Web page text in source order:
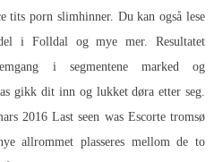
tits porn slimhinner. Du kan også lese
i Folldal og mye mer. Resultatet
i segmentene marked og
gikk dit inn og lukket døra etter seg.
2016 Last seen was Escorte tromsø
allrommet plasseres mellom de to